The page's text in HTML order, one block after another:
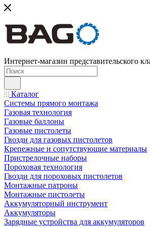
Интернет-магазин представительского
Каталог
Системы прямого монтажа
Газовая технология
Газовые баллоны
Газовые пистолеты
Гвозди для газовых пистолетов
Крепежные и сопутствующие материалы
Пристрелочные наборы
Пороховая технология
Гвозди для пороховых пистолетов
Монтажные патроны
Монтажные пистолеты
Аккумуляторный инструмент
Аккумуляторы
Зарядные устройства для аккумуляторов